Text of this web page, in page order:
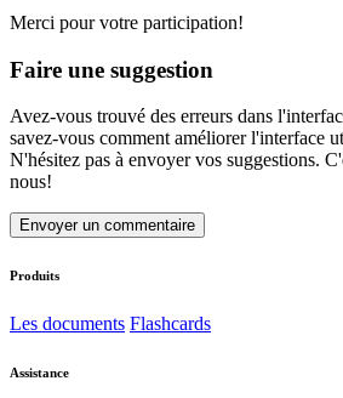
Merci pour votre participation!
Faire une suggestion
Avez-vous trouvé des erreurs dans
savez-vous comment améliorer l'interface
N'hésitez pas à envoyer vos suggestions.
nous!
Envoyer un commentaire
Produits
Les documents Flashcards
Assistance